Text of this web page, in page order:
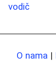
vodič
O nama |